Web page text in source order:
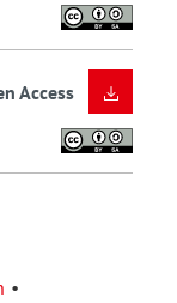
Access